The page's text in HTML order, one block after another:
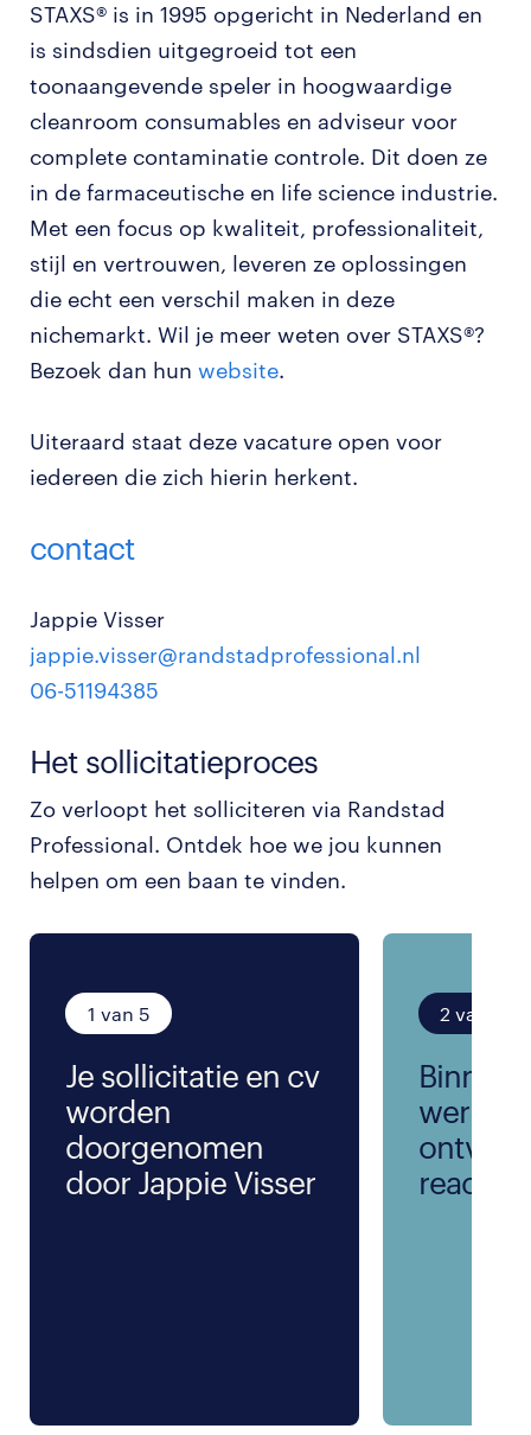
STAXS® is in 1995 opgericht in Nederland en
is sindsdien uitgegroeid tot een
toonaangevende speler in hoogwaardige
cleanroom consumables en adviseur voor
complete contaminatie controle. Dit doen ze
in de farmaceutische en life science industrie.
Met een focus op kwaliteit, professionaliteit,
stijl en vertrouwen, leveren ze oplossingen
die echt een verschil maken in deze
nichemarkt. Wil je meer weten over STAXS®?
Bezoek dan hun website.
Uiteraard staat deze vacature open voor
iedereen die zich hierin herkent.
contact
Jappie Visser
jappie.visser@randstadprofessional.nl
06-51194385
Het sollicitatieproces
Zo verloopt het solliciteren via Randstad
Professional. Ontdek hoe we jou kunnen
helpen om een baan te vinden.
1 van 5
Je sollicitatie en cv
worden
doorgenomen
door Jappie Visser
2 van 5
Binnen
reactie